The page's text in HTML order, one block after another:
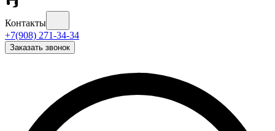
Контакты
+7(908) 271-34-34
Заказать звонок